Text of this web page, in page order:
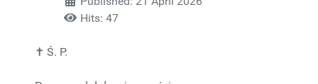
Hits: 47
✝ Ś. P.